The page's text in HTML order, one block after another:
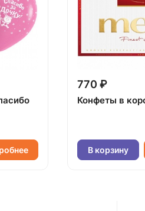
770 ₽
Конфеты в
В корзину